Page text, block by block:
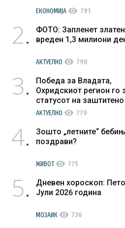
ЕКОНОМИЈА visibility 791
2
ФОТО: Запленет
вреден 1,3 милиони
АКТУЕЛНО visibility 790
3
Победа за Владата,
Охридскиот регион го
статусот на
културно наследство
АКТУЕЛНО visibility 779
4
Зошто „летните“
поздрави?
ЖИВОТvisibility 775
5
Дневен хороскоп:
Јули 2026 година
МОЗАИК visibility 736